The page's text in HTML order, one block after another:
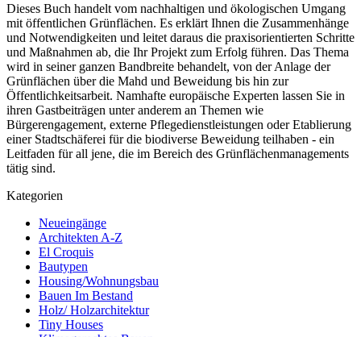
Dieses Buch handelt vom nachhaltigen und ökologischen Umgang
mit öffentlichen Grünflächen. Es erklärt Ihnen die Zusammenhänge
und Notwendigkeiten und leitet daraus die praxisorientierten Schritte
und Maßnahmen ab, die Ihr Projekt zum Erfolg führen. Das Thema
wird in seiner ganzen Bandbreite behandelt, von der Anlage der
Grünflächen über die Mahd und Beweidung bis hin zur
Öffentlichkeitsarbeit. Namhafte europäische Experten lassen Sie in
ihren Gastbeiträgen unter anderem an Themen wie
Bürgerengagement, externe Pflegedienstleistungen oder Etablierung
einer Stadtschäferei für die biodiverse Beweidung teilhaben - ein
Leitfaden für all jene, die im Bereich des Grünflächenmanagements
tätig sind.
Kategorien
Neueingänge
Architekten A-Z
El Croquis
Bautypen
Housing/Wohnungsbau
Bauen Im Bestand
Holz/ Holzarchitektur
Tiny Houses